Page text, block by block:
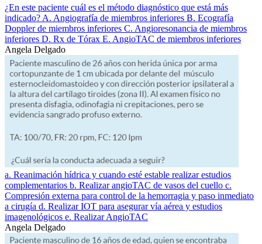
¿En este paciente cuál es el método diagnóstico que está más
indicado? A. Angiografía de miembros inferiores B. Ecografía
Doppler de miembros inferiores C. Angioresonancia de miembros
inferiores D. Rx de Tórax E. AngioTAC de miembros inferiores
Angela Delgado
a. Reanimación hídrica y cuando esté estable realizar estudios
complementarios b. Realizar angioTAC de vasos del cuello c.
Compresión externa para control de la hemorragia y paso inmediato
a cirugía d. Realizar IOT para asegurar vía aérea y estudios
imagenológicos e. Realizar AngioTAC
Angela Delgado